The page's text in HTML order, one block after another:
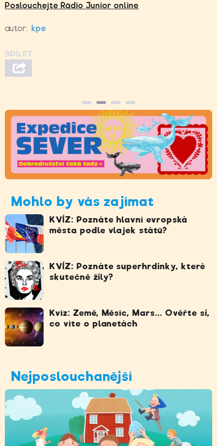
Poslouchejte Rádio Junior online
autor: kpe
Mohlo by vás zajímat
KVÍZ: Poznáte hlavní evropská
města podle vlajek států?
KVÍZ: Poznáte superhrdinky, které
skutečně žily?
Kvíz: Země, Měsíc, Mars... Ověřte si,
co víte o planetách
Nejposlouchanější